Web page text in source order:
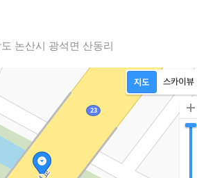
논산시 광석면 산동리